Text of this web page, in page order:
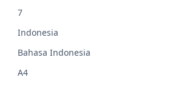
7
Indonesia
Bahasa Indonesia
A4